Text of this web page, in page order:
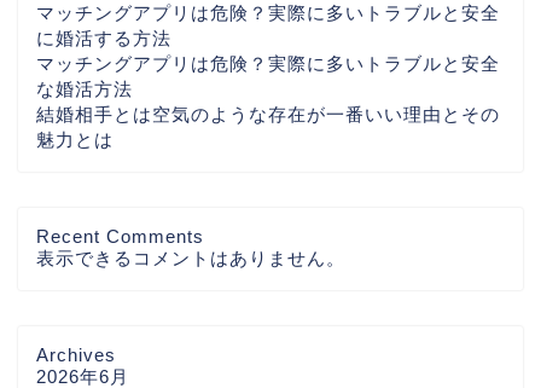
マッチングアプリは危険？実際に多いトラブルと安全
に婚活する方法
マッチングアプリは危険？実際に多いトラブルと安全
な婚活方法
結婚相手とは空気のような存在が一番いい理由とその
魅力とは
Recent Comments
表示できるコメントはありません。
Archives
2026年6月